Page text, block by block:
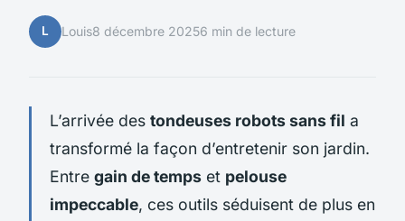
L Louis8 décembre 20256 min de lecture
L’arrivée des tondeuses robots sans fil a
transformé la façon d’entretenir son jardin.
Entre gain de temps et pelouse
impeccable, ces outils séduisent de plus en